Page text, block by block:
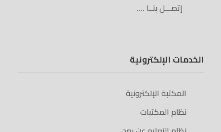
إتصـــل بنــا ….
الخدمات الإلكترونية
المكتبة الإلكترونية
نظام المكتبات